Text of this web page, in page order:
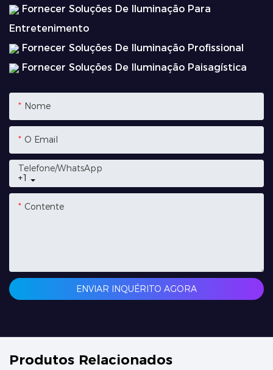
Fornecer Soluções De Iluminação Para
Entretenimento
Fornecer Soluções De Iluminação Profissional
Fornecer Soluções De Iluminação Paisagística
Nome
O Email
+1
Telefone/whatsApp
Contente
ENVIAR INQUÉRITO AGORA
Produtos Relacionados